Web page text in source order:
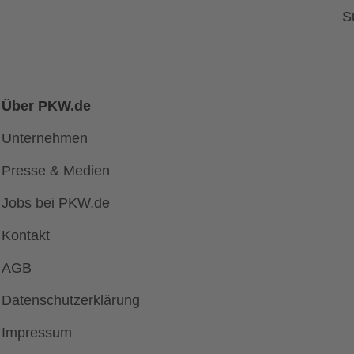
Über PKW.de
Unternehmen
Presse & Medien
Jobs bei PKW.de
Kontakt
AGB
Datenschutzerklärung
Impressum